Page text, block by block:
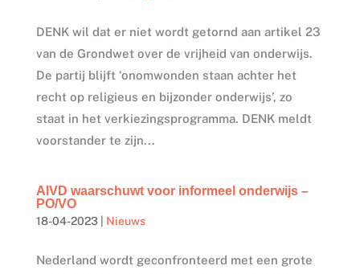
DENK wil dat er niet wordt getornd aan artikel 23
van de Grondwet over de vrijheid van onderwijs.
De partij blijft ‘onomwonden staan achter het
recht op religieus en bijzonder onderwijs’, zo
staat in het verkiezingsprogramma. DENK meldt
voorstander te zijn...
AIVD waarschuwt voor informeel onderwijs –
PO/VO
18-04-2023| Nieuws
Nederland wordt geconfronteerd met een grote